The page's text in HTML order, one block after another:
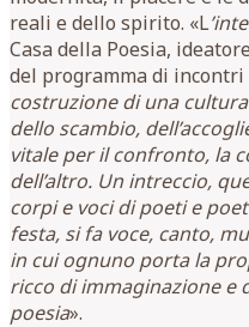
reali e dello spirito. «L
Casa della Poesia,
del programma di incontri
costruzione di una
dello scambio,
vitale per il confronto, la
dell’altro. Un intreccio,
corpi e voci di poeti e
festa, si fa voce, canto,
in cui ognuno porta la
ricco di immaginazione e
poesia».